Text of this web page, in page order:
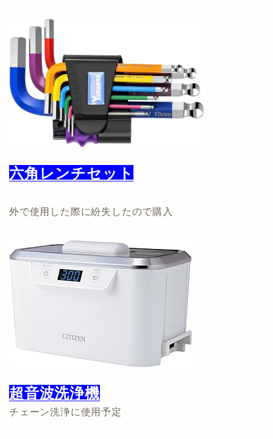
六角レンチセット
外で使用した際に紛失したので購入
超音波洗浄機
チェーン洗浄に使用予定